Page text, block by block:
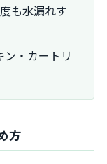
も水漏れす
・カートリ
方